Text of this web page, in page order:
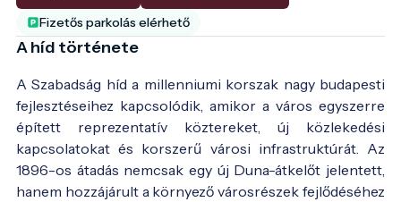
Fizetős parkolás elérhető
A híd 1899-ben - Fotó:régi képeslap
A híd története
A Szabadság híd a millenniumi korszak nagy budapesti
fejlesztéseihez kapcsolódik, amikor a város egyszerre
épített reprezentatív köztereket, új közlekedési
kapcsolatokat és korszerű városi infrastruktúrát. Az
1896-os átadás nemcsak egy új Duna-átkelőt jelentett,
hanem hozzájárult a környező városrészek fejlődéséhez